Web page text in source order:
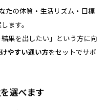
たの体質・生活リズム・目標
ます。
果を出したい」という方に向
やすい通い方をセットでサポ
選べます